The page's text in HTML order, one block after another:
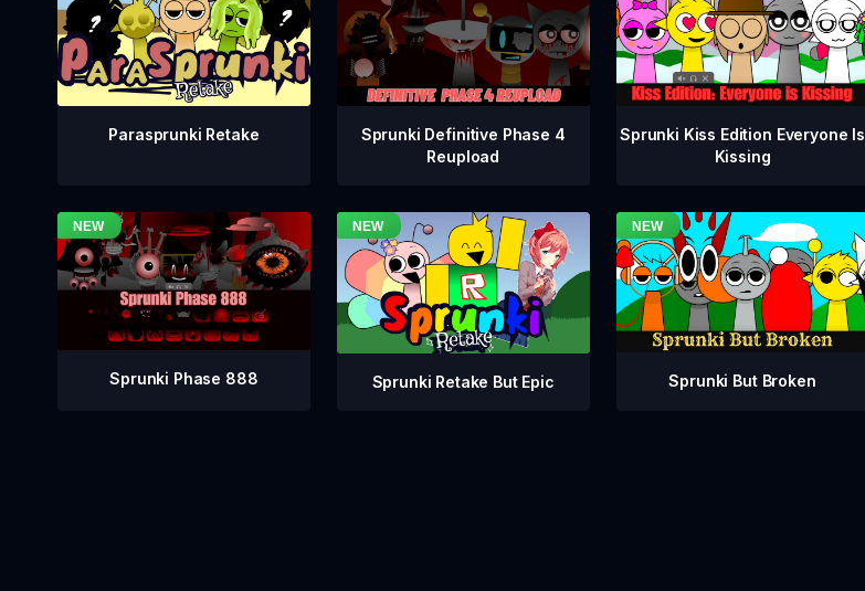
Parasprunki Retake
Sprunki Definitive Phase 4
Reupload
Sprunki Kiss Edition Everyone Is
Kissing
Sprunki Phase 888 Sprunki Retake But Epic Sprunki But Broken